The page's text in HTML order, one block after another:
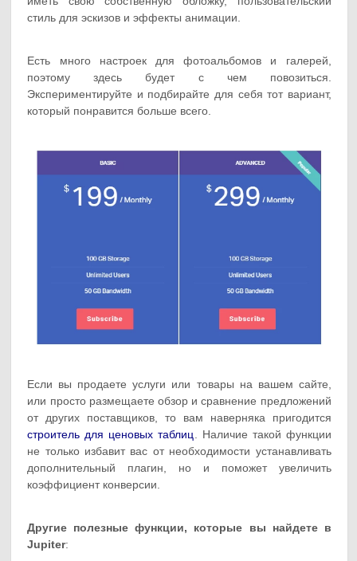
стиль для эскизов и эффекты анимации.
Есть много настроек для фотоальбомов и галерей,
поэтому здесь будет с чем повозиться.
Экспериментируйте и подбирайте для себя тот вариант,
который понравится больше всего.
Если вы продаете услуги или товары на вашем сайте,
или просто размещаете обзор и сравнение предложений
от других поставщиков, то вам наверняка пригодится
строитель для ценовых таблиц. Наличие такой функции
не только избавит вас от необходимости устанавливать
дополнительный плагин, но и поможет увеличить
коэффициент конверсии.
Другие полезные функции, которые вы найдете в
Jupiter: